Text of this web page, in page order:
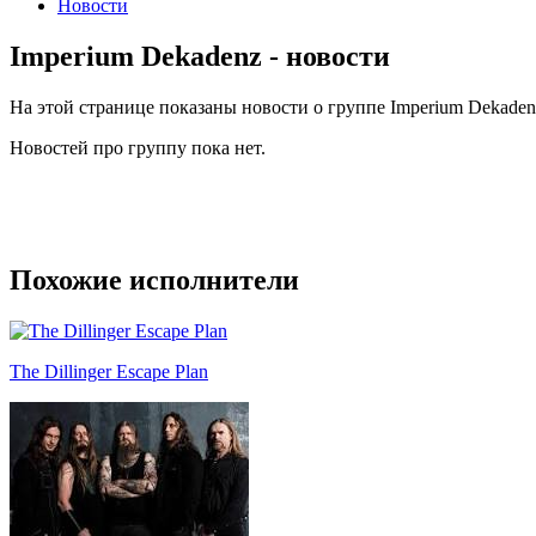
Новости
Imperium Dekadenz - новости
На этой странице показаны новости о группе Imperium
Новостей про группу пока нет.
Похожие исполнители
The Dillinger Escape Plan